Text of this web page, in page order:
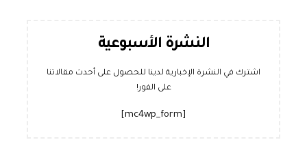
النشرة الأسبوعية
اشترك في النشرة الإخبارية لدينا للحصول على أحدث مقالاتنا
على الفور!
[mc4wp_form]